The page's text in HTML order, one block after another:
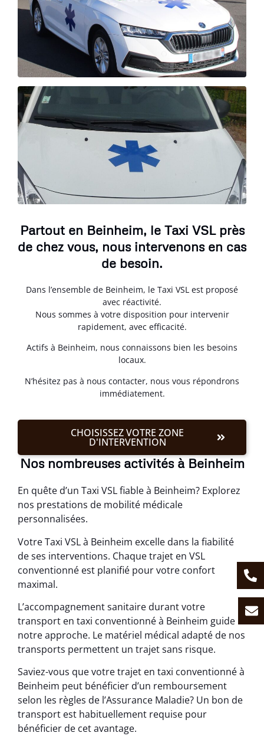
Partout en Beinheim, le Taxi VSL près
de chez vous, nous intervenons en cas
de besoin.
Dans l’ensemble de Beinheim, le Taxi VSL est proposé
avec réactivité.
Nous sommes à votre disposition pour intervenir
rapidement, avec efficacité.
Actifs à Beinheim, nous connaissons bien les besoins
locaux.
N’hésitez pas à nous contacter, nous vous répondrons
immédiatement.
CHOISISSEZ VOTRE ZONE
D'INTERVENTION
Nos nombreuses activités à Beinheim
En quête d’un Taxi VSL fiable à Beinheim? Explorez
nos prestations de mobilité médicale
personnalisées.
Votre Taxi VSL à Beinheim excelle dans la fiabilité
de ses interventions. Chaque trajet en VSL
conventionné est planifié pour votre confort
maximal.
L’accompagnement sanitaire durant votre
transport en taxi conventionné à Beinheim guide
notre approche. Le matériel médical adapté de nos
transports permettent un trajet sans risque.
Saviez-vous que votre trajet en taxi conventionné à
Beinheim peut bénéficier d’un remboursement
selon les règles de l’Assurance Maladie? Un bon de
transport est habituellement requise pour
bénéficier de cet avantage.